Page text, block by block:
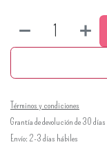
Términos y condiciones
Grantía de devolución de 30 días
Envío: 2-3 días hábiles